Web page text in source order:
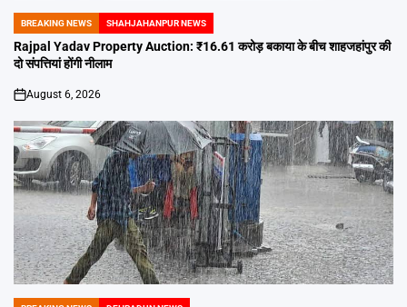
POSTED
IN
BREAKING NEWS SHAHJAHANPUR NEWS
Rajpal Yadav Property Auction: ₹16.61 करोड़ बकाया के बीच शाहजहांपुर की
दो संपत्तियां होंगी नीलाम
on
August 6, 2026